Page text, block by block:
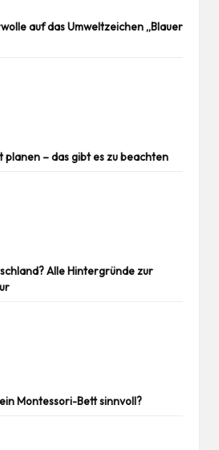
auf das Umweltzeichen „Blauer
– das gibt es zu beachten
Alle Hintergründe zur
Montessori-Bett sinnvoll?